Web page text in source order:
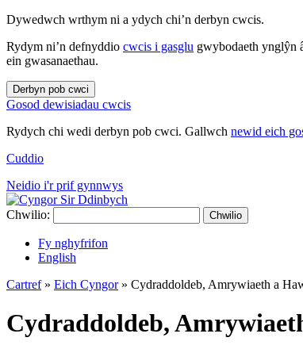
Dywedwch wrthym ni a ydych chi’n derbyn cwcis.
Rydym ni’n defnyddio cwcis i gasglu gwybodaeth ynglŷn
ein gwasanaethau.
Derbyn pob cwci
Gosod dewisiadau cwcis
Rydych chi wedi derbyn pob cwci. Gallwch newid eich
Cuddio
Neidio i'r prif gynnwys
Chwilio: Chwilio
Fy nghyfrifon
English
Cartref» Eich Cyngor» Cydraddoldeb, Amrywiaeth a
Cydraddoldeb,